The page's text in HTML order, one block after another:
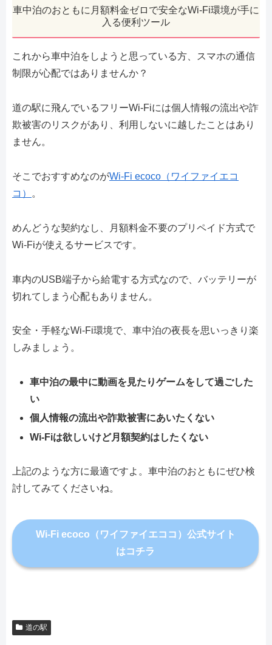
車中泊のおともに月額料金ゼロで安全なWi-Fi環境が手に
入る便利ツール
これから車中泊をしようと思っている方、スマホの通信
制限が心配ではありませんか？
道の駅に飛んでいるフリーWi-Fiには個人情報の流出や詐
欺被害のリスクがあり、利用しないに越したことはあり
ません。
そこでおすすめなのがWi-Fi ecoco（ワイファイエコ
コ）
。
めんどうな契約なし、月額料金不要のプリペイド方式で
Wi-Fiが使えるサービスです。
車内のUSB端子から給電する方式なので、バッテリーが
切れてしまう心配もありません。
安全・手軽なWi-Fi環境で、車中泊の夜長を思いっきり楽
しみましょう。
車中泊の最中に動画を見たりゲームをして過ごした
い
個人情報の流出や詐欺被害にあいたくない
Wi-Fiは欲しいけど月額契約はしたくない
上記のような方に最適ですよ。車中泊のおともにぜひ検
討してみてくださいね。
Wi-Fi ecoco（ワイファイエココ）公式サイト
はコチラ
道の駅